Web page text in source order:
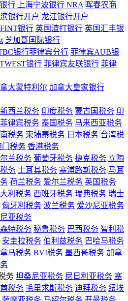
行
上海宁波银行 NRA 晖春农商
银行开户 龙江银行开户
银行 英国渣打银行 英国汇丰银
芝加哥国际银行
银行菲律宾分行 菲律宾AUB银
银行 菲律宾友联银行 菲律
大蒙特利尔 加拿大皇家银行
新西兰税务 印度税务 蒙古国税务 印
菲律宾税务 泰国税务 马来西亚税务
税务 柬埔寨税务 日本税务 台湾税
门税务 香港税务
兰税务 葡萄牙税务 捷克税务 立陶
务 土耳其税务 塞浦路斯税务 马耳
荷兰税务 爱尔兰税务 英国税务
利税务 西班牙税务 瑞典税务 瑞士
匈牙利税务 波兰税务 爱沙尼亚税务
亚税务
特税务 秘鲁税务 巴西税务 智利税
安圭拉税务 伯利兹税务 巴哈马税务
马税务 BVI税务 墨西哥税务 加拿
务 坦桑尼亚税务 尼日利亚税务 塞
税务 毛里求斯税务 迪拜税务 纽埃